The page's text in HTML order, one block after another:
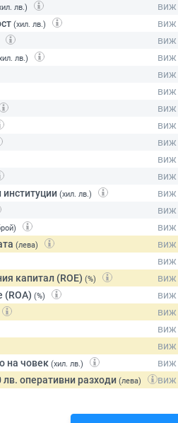
лв.)
(хил. лв.)
лв.)
(хил. лв.)
(лева)
капитал (ROE) (%)
(ROA) (%)
на човек (хил. лв.)
оперативни разходи (лева)